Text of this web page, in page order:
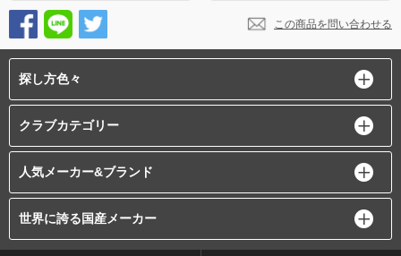
この商品を問い合わせる
探し方色々
クラブカテゴリー
人気メーカー&ブランド
世界に誇る国産メーカー